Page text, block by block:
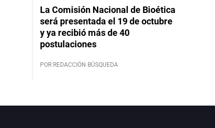
La Comisión Nacional de Bioética
será presentada el 19 de octubre
y ya recibió más de 40
postulaciones
POR REDACCIÓN BÚSQUEDA